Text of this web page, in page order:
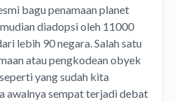
bagu penamaan planet
diadopsi oleh 11000
lebih 90 negara. Salah satu
atau pengkodean obyek
yang sudah kita
awalnya sempat terjadi debat